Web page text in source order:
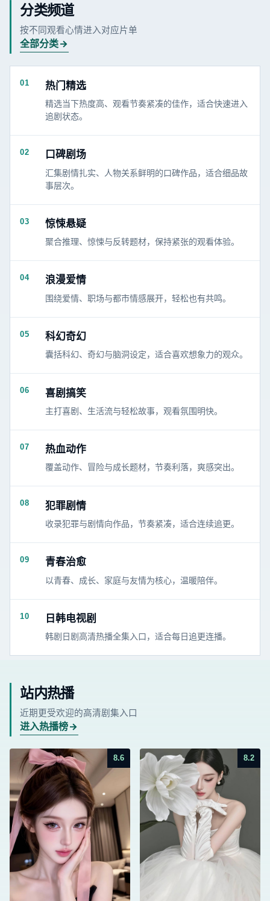
分类频道
按不同观看心情进入对应片单
全部分类
01 热门精选
精选当下热度高、观看节奏紧凑的佳作，适合快速进入
追剧状态。
02 口碑剧场
汇集剧情扎实、人物关系鲜明的口碑作品，适合细品故
事层次。
03 惊悚悬疑
聚合推理、惊悚与反转题材，保持紧张的观看体验。
04 浪漫爱情
围绕爱情、职场与都市情感展开，轻松也有共鸣。
05 科幻奇幻
囊括科幻、奇幻与脑洞设定，适合喜欢想象力的观众。
06 喜剧搞笑
主打喜剧、生活流与轻松故事，观看氛围明快。
07 热血动作
覆盖动作、冒险与成长题材，节奏利落，爽感突出。
08 犯罪剧情
收录犯罪与剧情向作品，节奏紧凑，适合连续追更。
09 青春治愈
以青春、成长、家庭与友情为核心，温暖陪伴。
10 日韩电视剧
韩剧日剧高清热播全集入口，适合每日追更连播。
站内热播
近期更受欢迎的高清剧集入口
进入热播榜
8.6 8.2